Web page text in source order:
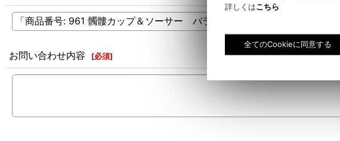
お問い合わせ内容 [必須]
詳しくはこちら